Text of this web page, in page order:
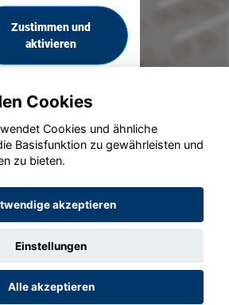
Zustimmen und
aktivieren
GmbH 2020 - 2026
Cookies
Cookies und ähnliche
Basisfunktion zu gewährleisten und
zu bieten.
akzeptieren
Einstellungen
Alle akzeptieren